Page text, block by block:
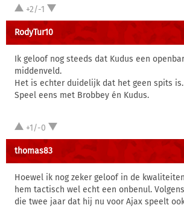
+2/-1
RodyTur10
Ik geloof nog steeds dat Kudus een
middenveld.
Het is echter duidelijk dat het geen spits is.
Speel eens met Brobbey én Kudus.
+1/-0
thomas83
Hoewel ik nog zeker geloof in de
hem tactisch wel echt een onbenul.
die twee jaar dat hij nu voor Ajax speelt